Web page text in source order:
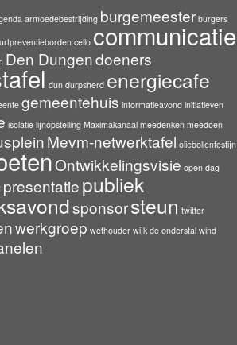
armoedebestrijding burgemeester burgers
cello communicatie
Den Dungendoeners
dun durpsherd energiecafe
gemeentehuis informatieavond initiatieven
isolatie lijnopstelling Maximakanaal meedenken meedoen
Mevm-netwerktafel oliebollenfestijn
Ontwikkelingsvisie open dag
presentatiepubliek
sponsorsteun twitter
werkgroep wethouder wijk de onderstal wind